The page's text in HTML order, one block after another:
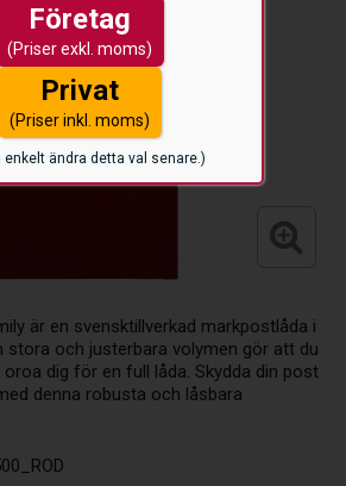
Företag
(Priser exkl. moms)
Privat
(Priser inkl. moms)
enkelt ändra detta val senare.)
är en svensktillverkad markpostlåda i
stora och justerbara volymen gör att du
dig för en full låda. Skydda din post
denna robusta och låsbara